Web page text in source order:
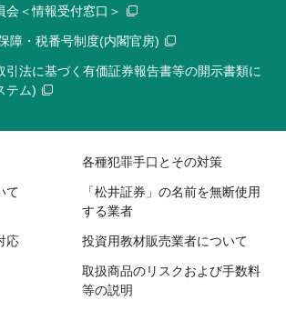
会＜情報受付窓口＞
障・税番号制度(内閣官房)
引法に基づく有価証券報告書等の開示書類に
テム)
各種犯罪手口とその対策
て
「松井証券」の名前を無断使用
する業者
応 投資用教材販売業者について
取扱商品のリスクおよび手数料
等の説明